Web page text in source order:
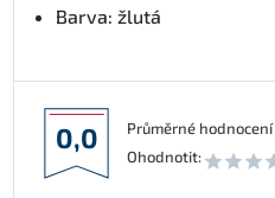
Barva: žlutá
0,0 Průměrné hodnocení
Ohodnotit: